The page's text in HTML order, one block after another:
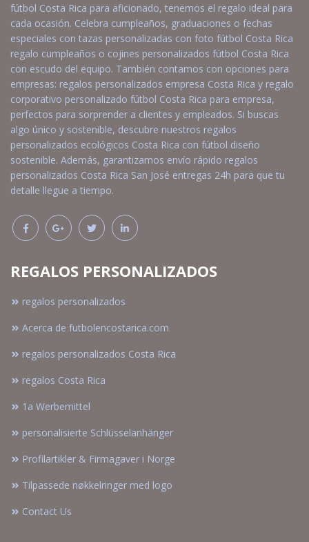
fútbol Costa Rica para aficionado, tenemos el regalo ideal para
cada ocasión. Celebra cumpleaños, graduaciones o fechas
especiales con tazas personalizadas con foto fútbol Costa Rica
regalo cumpleaños o cojines personalizados fútbol Costa Rica
con escudo del equipo. También contamos con opciones para
empresas: regalos personalizados empresa Costa Rica y regalo
corporativo personalizado fútbol Costa Rica para empresa,
perfectos para sorprender a clientes y empleados. Si buscas
algo único y sostenible, descubre nuestros regalos
personalizados ecológicos Costa Rica con fútbol diseño
sostenible. Además, garantizamos envío rápido regalos
personalizados Costa Rica San José entregas 24h para que tu
detalle llegue a tiempo.
REGALOS PERSONALIZADOS
regalos personalizados
Acerca de futbolencostarica.com
regalos personalizados Costa Rica
regalos Costa Rica
1a Werbemittel
personalisierte Schlüsselanhänger
Profilartikler & Firmagaver i Norge
Tilpassede nøkkelringer med logo
Contact Us